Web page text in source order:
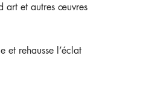
art et autres œuvres
rehausse l’éclat